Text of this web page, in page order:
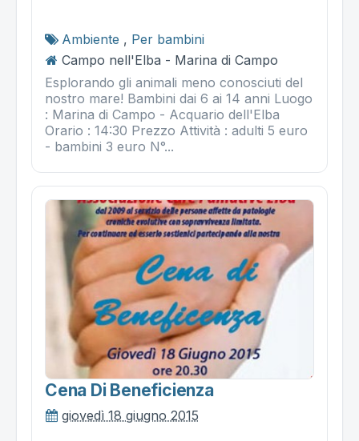
Ambiente , Per bambini
Campo nell'Elba - Marina di Campo
Esplorando gli animali meno conosciuti del
nostro mare! Bambini dai 6 ai 14 anni Luogo
: Marina di Campo - Acquario dell'Elba
Orario : 14:30 Prezzo Attività : adulti 5 euro
- bambini 3 euro N°...
Cena Di Beneficienza
giovedì 18 giugno 2015